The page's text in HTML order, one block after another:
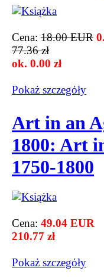
Cena: 18.00 EUR
77.36 zł
ok. 0.00 zł
Pokaż szczegόły
Art in an
1800: Art
1750-1800
Cena: 49.04 EUR
210.77 zł
Pokaż szczegόły